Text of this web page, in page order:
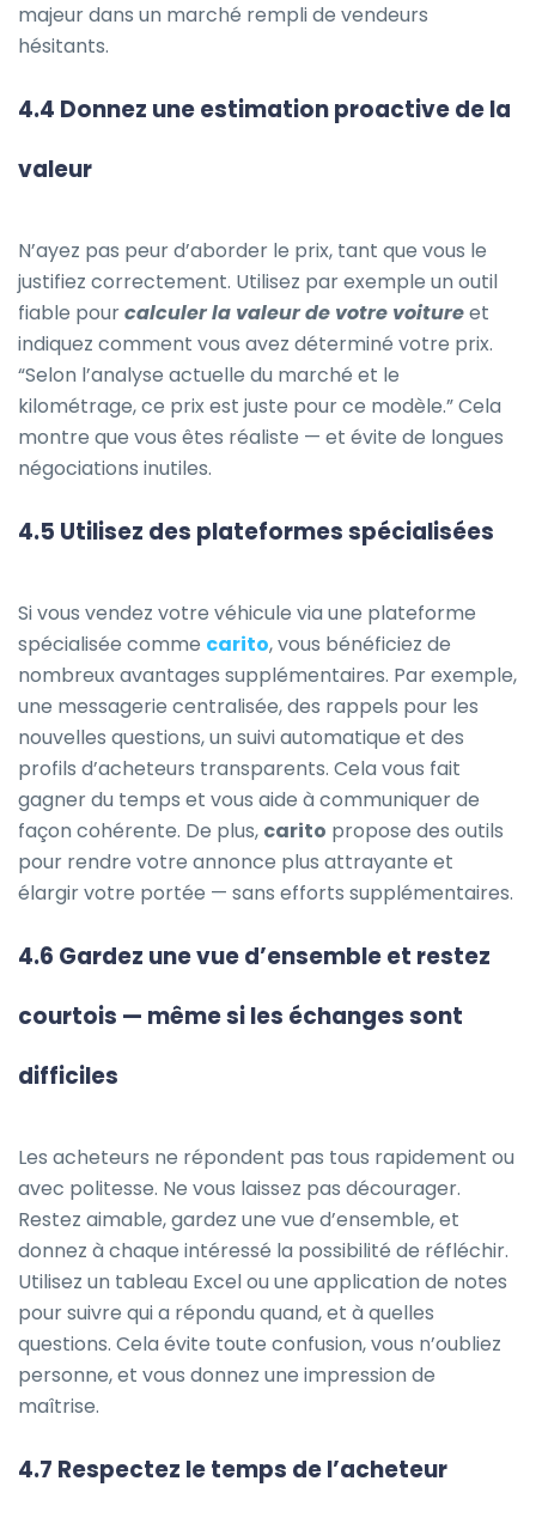
majeur dans un marché rempli de vendeurs
hésitants.
4.4 Donnez une estimation proactive de la
valeur
N’ayez pas peur d’aborder le prix, tant que vous le
justifiez correctement. Utilisez par exemple un outil
fiable pourcalculer la valeur de votre voitureet
indiquez comment vous avez déterminé votre prix.
“Selon l’analyse actuelle du marché et le
kilométrage, ce prix est juste pour ce modèle.” Cela
montre que vous êtes réaliste — et évite de longues
négociations inutiles.
4.5 Utilisez des plateformes spécialisées
Si vous vendez votre véhicule via une plateforme
spécialisée comme carito, vous bénéficiez de
nombreux avantages supplémentaires. Par exemple,
une messagerie centralisée, des rappels pour les
nouvelles questions, un suivi automatique et des
profils d’acheteurs transparents. Cela vous fait
gagner du temps et vous aide à communiquer de
façon cohérente. De plus, carito propose des outils
pour rendre votre annonce plus attrayante et
élargir votre portée — sans efforts supplémentaires.
4.6 Gardez une vue d’ensemble et restez
courtois — même si les échanges sont
difficiles
Les acheteurs ne répondent pas tous rapidement ou
avec politesse. Ne vous laissez pas décourager.
Restez aimable, gardez une vue d’ensemble, et
donnez à chaque intéressé la possibilité de réfléchir.
Utilisez un tableau Excel ou une application de notes
pour suivre qui a répondu quand, et à quelles
questions. Cela évite toute confusion, vous n’oubliez
personne, et vous donnez une impression de
maîtrise.
4.7 Respectez le temps de l’acheteur